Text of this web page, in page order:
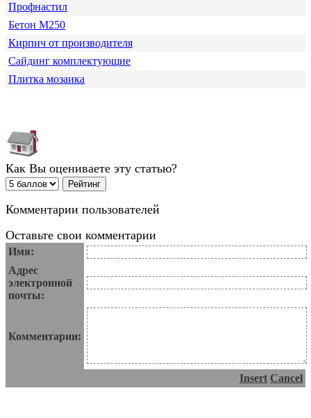
Профнастил
Бетон М250
Кирпич от производителя
Сайдинг комплектующие
Плитка мозаика
Как Вы оцениваете эту статью?
Комментарии пользователей
Оставьте свои комментарии
Имя:
Адрес
электронной
почты:
Комментарии:
Insert Cancel